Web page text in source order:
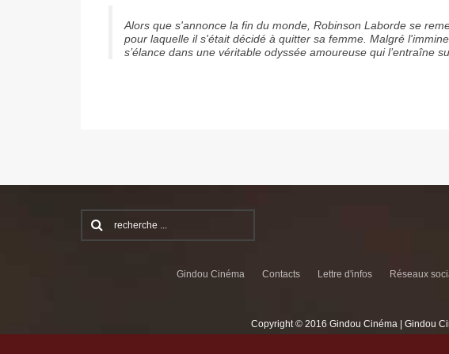
Alors que s'annonce la fin du monde, Robinson Laborde se
pour laquelle il s'était décidé à quitter sa femme. Malgré
s’élance dans une véritable odyssée amoureuse qui l’entraîne
Gindou Cinéma Contacts Lettre d'infos Réseaux
Copyright © 2016 Gindou Cinéma | Gindou